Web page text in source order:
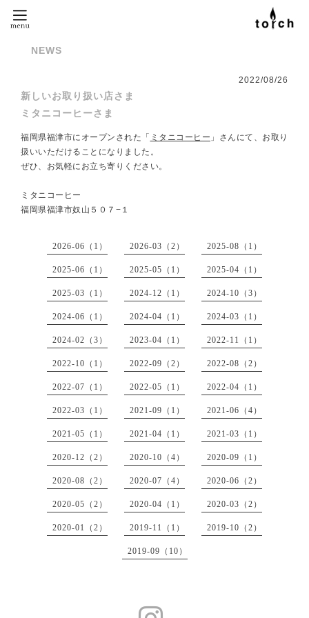
NEWS
2022/08/26
新しいお取り扱い店さま
ミタニコーヒーさま
福岡県福津市にオープンされた「 ミタニコーヒー 」さんにて、お取り
扱いいただけることになりました。
ぜひ、お気軽にお立ち寄りください。
ミタニコーヒー
福岡県福津市奴山５０７−１
2026-06（1） 2026-03（2） 2025-08（1）
2025-06（1） 2025-05（1） 2025-04（1）
2025-03（1） 2024-12（1） 2024-10（3）
2024-06（1） 2024-04（1） 2024-03（1）
2024-02（3） 2023-04（1） 2022-11（1）
2022-10（1） 2022-09（2） 2022-08（2）
2022-07（1） 2022-05（1） 2022-04（1）
2022-03（1） 2021-09（1） 2021-06（4）
2021-05（1） 2021-04（1） 2021-03（1）
2020-12（2） 2020-10（4） 2020-09（1）
2020-08（2） 2020-07（4） 2020-06（2）
2020-05（2） 2020-04（1） 2020-03（2）
2020-01（2） 2019-11（1） 2019-10（2）
2019-09（10）